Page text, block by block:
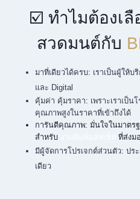
☑️ ทำไมต้องเ
สวดมนต์กับ
มาที่เดียวได้ครบ: เราเป็นผู้ให้
และ Digital
คุ้มค่า คุ้มราคา: เพราะเราเป็น
คุณภาพสูงในราคาที่เข้าถึงได้
การันตีคุณภาพ: มั่นใจในมาตร
สำหรับ
ที่ส่งม
มีผู้จัดการโปรเจกต์ส่วนตัว: ปร
เดียว